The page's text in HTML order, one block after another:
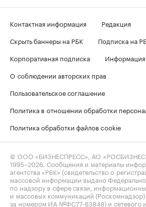
Контактная информация
Редакция
Скрыть баннеры на РБК
Подписка на
Корпоративная подписка
Информация
О соблюдении авторских прав
Пользовательское соглашение
Политика в отношении обработки
Политика обработки файлов cookie
© ООО «БИЗНЕСПРЕСС», АО
1995–2026 . Сообщения и материалы
агентства «РБК» (свидетельство о
массовой информации выдано
по надзору в сфере связи,
и массовых коммуникаций (Роскомнадзор)
за номером ИА №ФС77-63848) и сетевого